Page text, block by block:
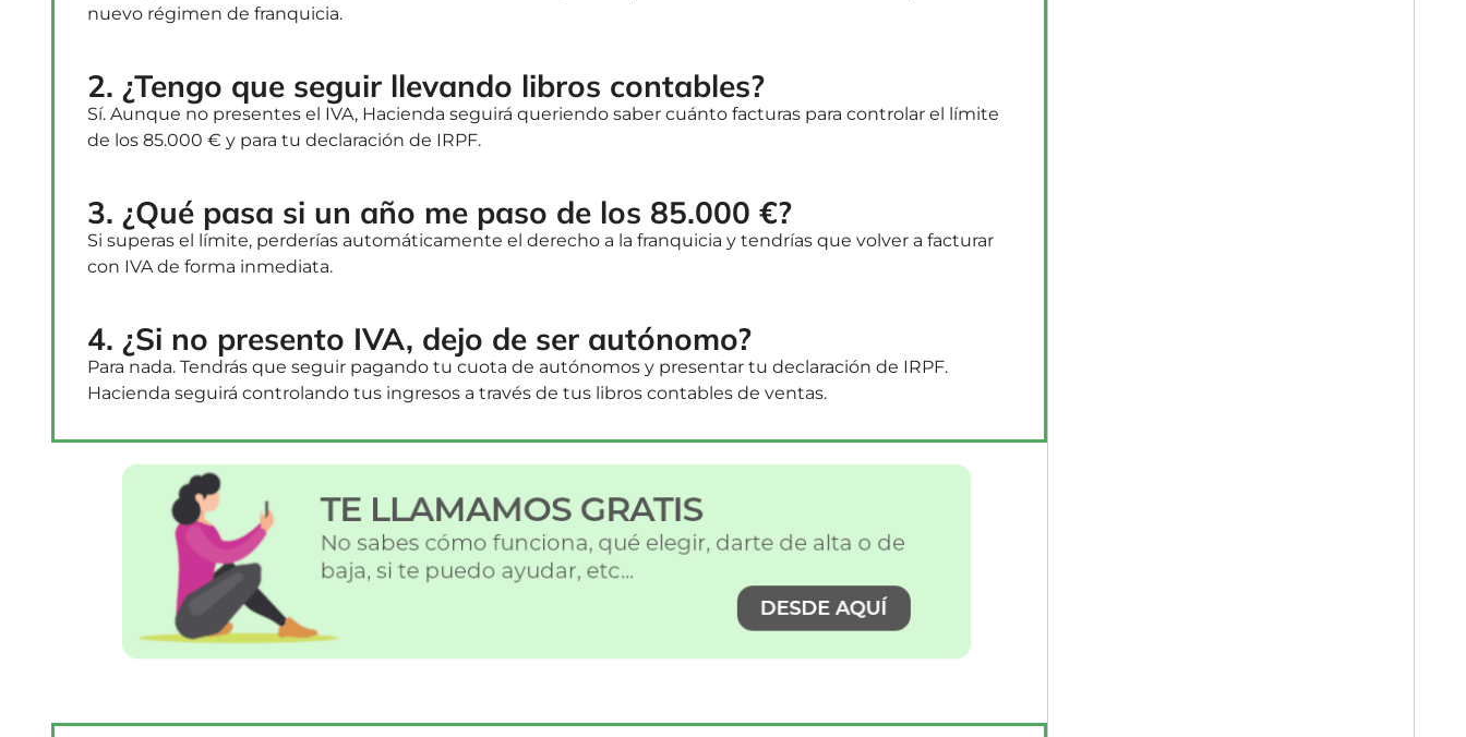
nuevo régimen de franquicia.
2. ¿Tengo que seguir llevando libros contables?
Sí. Aunque no presentes el IVA, Hacienda seguirá queriendo saber cuánto facturas para controlar el límite
de los 85.000 € y para tu declaración de IRPF.
3. ¿Qué pasa si un año me paso de los 85.000 €?
Si superas el límite, perderías automáticamente el derecho a la franquicia y tendrías que volver a facturar
con IVA de forma inmediata.
4. ¿Si no presento IVA, dejo de ser autónomo?
Para nada. Tendrás que seguir pagando tu cuota de autónomos y presentar tu declaración de IRPF.
Hacienda seguirá controlando tus ingresos a través de tus libros contables de ventas.